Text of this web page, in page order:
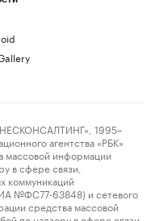
1995–
агентства «РБК»
массовой информации
в сфере связи,
коммуникаций
№ФС77-63848) и сетевого
средства массовой